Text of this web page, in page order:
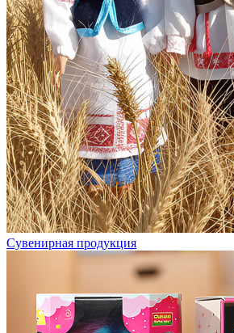
Сувенирная продукция